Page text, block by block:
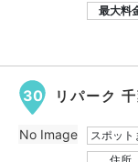
最大料
30 リパーク
スポット
No Image